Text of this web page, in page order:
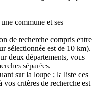
commune et ses
de recherche compris entre
sélectionnée est de 10 km).
deux départements, vous
séparées.
sur la loupe ; la liste des
critères de recherche est